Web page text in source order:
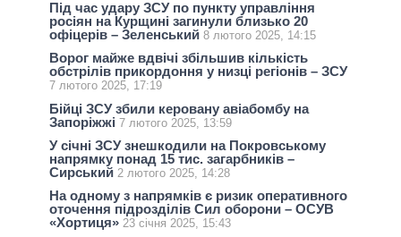
Під час удару ЗСУ по пункту управління
росіян на Курщині загинули близько 20
офіцерів – Зеленський 8 лютого 2025, 14:15
Ворог майже вдвічі збільшив кількість
обстрілів прикордоння у низці регіонів – ЗСУ
7 лютого 2025, 17:19
Бійці ЗСУ збили керовану авіабомбу на
Запоріжжі 7 лютого 2025, 13:59
У січні ЗСУ знешкодили на Покровському
напрямку понад 15 тис. загарбників –
Сирський 2 лютого 2025, 14:28
На одному з напрямків є ризик оперативного
оточення підрозділів Сил оборони – ОСУВ
«Хортиця» 23 січня 2025, 15:43